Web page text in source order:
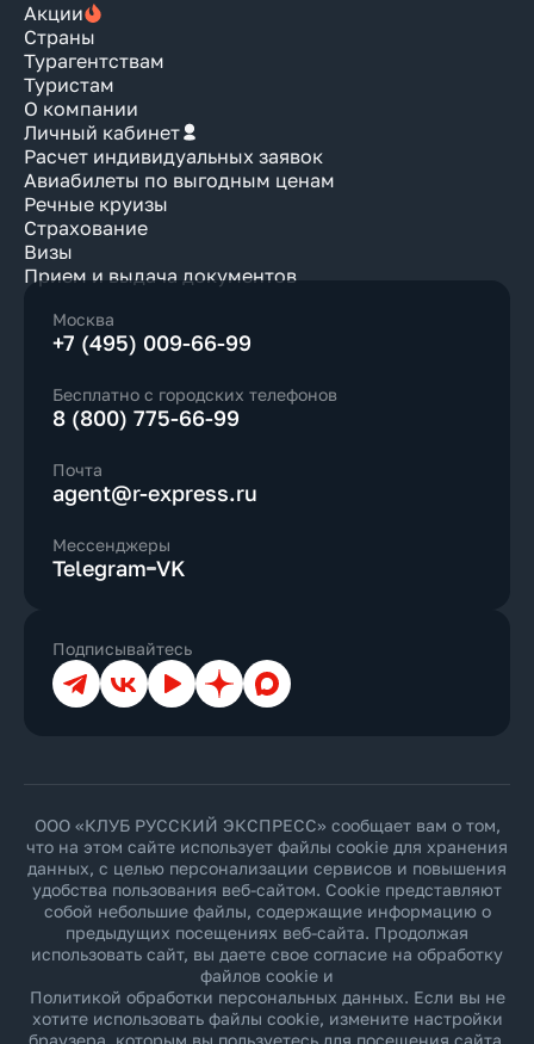
Акции
Страны
Турагентствам
Туристам
О компании
Личный кабинет
Расчет индивидуальных заявок
Авиабилеты по выгодным ценам
Речные круизы
Страхование
Визы
Прием и выдача документов
Москва
+7 (495) 009-66-99
Бесплатно с городских телефонов
8 (800) 775-66-99
Почта
agent@r-express.ru
Мессенджеры
Telegram VK
Подписывайтесь
ТелеграмВКонтакте
YouTubeДзен Max
ООО «КЛУБ РУССКИЙ ЭКСПРЕСС» сообщает вам о том,
что на этом сайте использует файлы cookie для хранения
данных, с целью персонализации сервисов и повышения
удобства пользования веб-сайтом. Cookie представляют
собой небольшие файлы, содержащие информацию о
предыдущих посещениях веб-сайта. Продолжая
использовать сайт, вы даете свое согласие на обработку
файлов cookie и
Политикой обработки персональных данных. Если вы не
хотите использовать файлы cookie, измените настройки
браузера, которым вы пользуетесь для посещения сайта.